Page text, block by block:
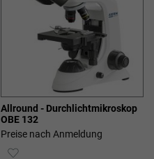
Allround - Durchlichtmikroskop
OBE 132
Preise nach Anmeldung
ZUR